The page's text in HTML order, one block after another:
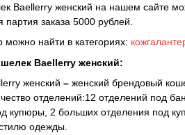
Baellerry женский на нашем сайте
заказа 5000 рублей.
можно найти в категориях:
Baellerry женский:
женский – женский брендовый
отделений:12 отделений под
купюры, 2 больших отделения под
одежды.